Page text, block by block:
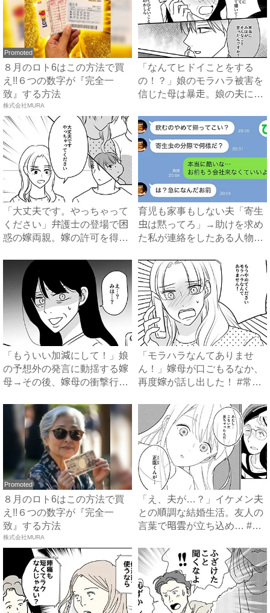
Promoted
８月のロト6はこの方法で買
え!!６つの数字が『完全一
致』する方法
株式会社MURA
「なんてヒドイことをする
の！？」娘のモラハラ被害を
信じた母は暴走。娘の夫に電
「大丈夫です。やっちゃって
ください」弁護士の登場で困
惑の嫁両親。嫁の許可を得た
育児も家事もしない夫「寄生
虫は黙ってろ」→助けを求め
た私が連絡をしたある人物と
「もういい加減にして！」娘
の予想外の発言に動揺する嫁
母→その後、嫁母の衝撃行動
「モラハラなんてありませ
ん！」嫁母が口ごもるなか、
再度嫁が話し出した！ #常識
Promoted
８月のロト6はこの方法で買
え!!６つの数字が『完全一
致』する方法
株式会社MURA
「え、夫が…？」イケメン夫
との順調な結婚生活。友人の
言葉で暗雲が立ち込め… #